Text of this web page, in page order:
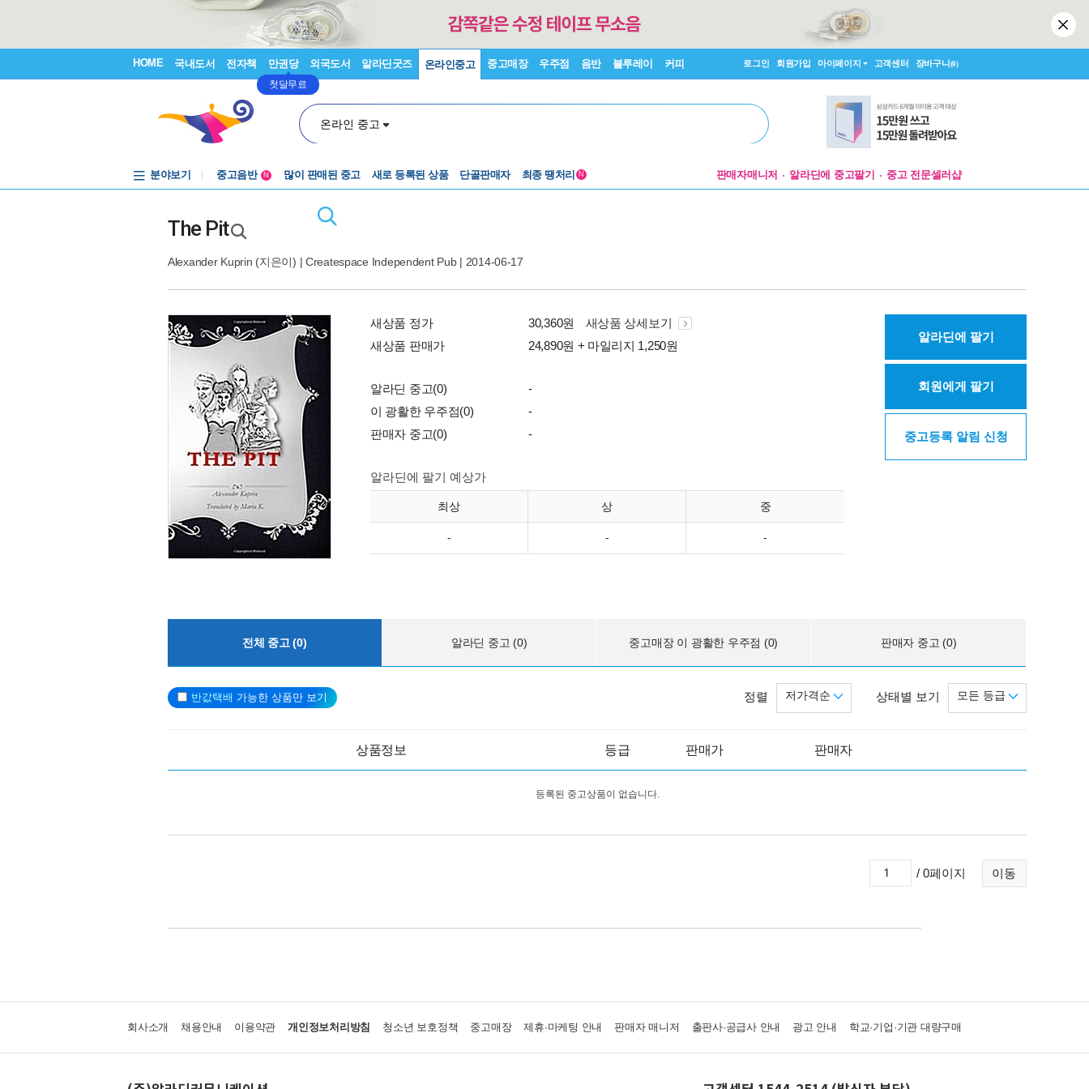
HOME 국내도서 전자책 만권당
첫달무료
외국도서 알라딘굿즈 온라인중고 중고매장 우주점 음반 블루레이 커피 로그인 회원가입 마이페이지 고객센터 장바구니(0)
온라인 중고
분야보기
중고음반
N 많이 판매된 중고 새로 등록된 상품 단골판매자 최종 땡처리 N 판매자매니저 알라딘에 중고팔기 중고 전문셀러샵
The Pit
Alexander Kuprin (지은이) |Createspace Independent Pub| 2014-06-17
새상품 정가 30,360원
새상품 상세보기
새상품 판매가
24,890원 + 마일리지 1,250원
알라딘 중고(0)
-
이 광활한 우주점(0)
-
판매자 중고(0)
-
알라딘에 팔기 예상가
최상 상 중
- - -
알라딘에 팔기
회원에게 팔기
중고등록 알림 신청
전체 중고 (0) 알라딘 중고 (0) 중고매장 이 광활한 우주점 (0) 판매자 중고 (0)
반값택배 가능한 상품만 보기 상태별 보기 모든 등급
정렬 저가격순
상품정보 등급 판매가 판매자
등록된 중고상품이 없습니다.
이동
/ 0페이지
회사소개 채용안내 이용약관 개인정보처리방침 청소년 보호정책 중고매장 제휴·마케팅 안내 판매자 매니저 출판사·공급사 안내 광고 안내 학교·기업·기관 대량구매